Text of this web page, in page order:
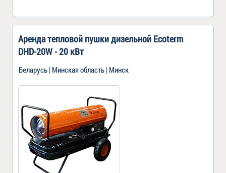
Аренда тепловой пушки дизельной Ecoterm
DHD-20W - 20 кВт
Беларусь | Минская область | Минск